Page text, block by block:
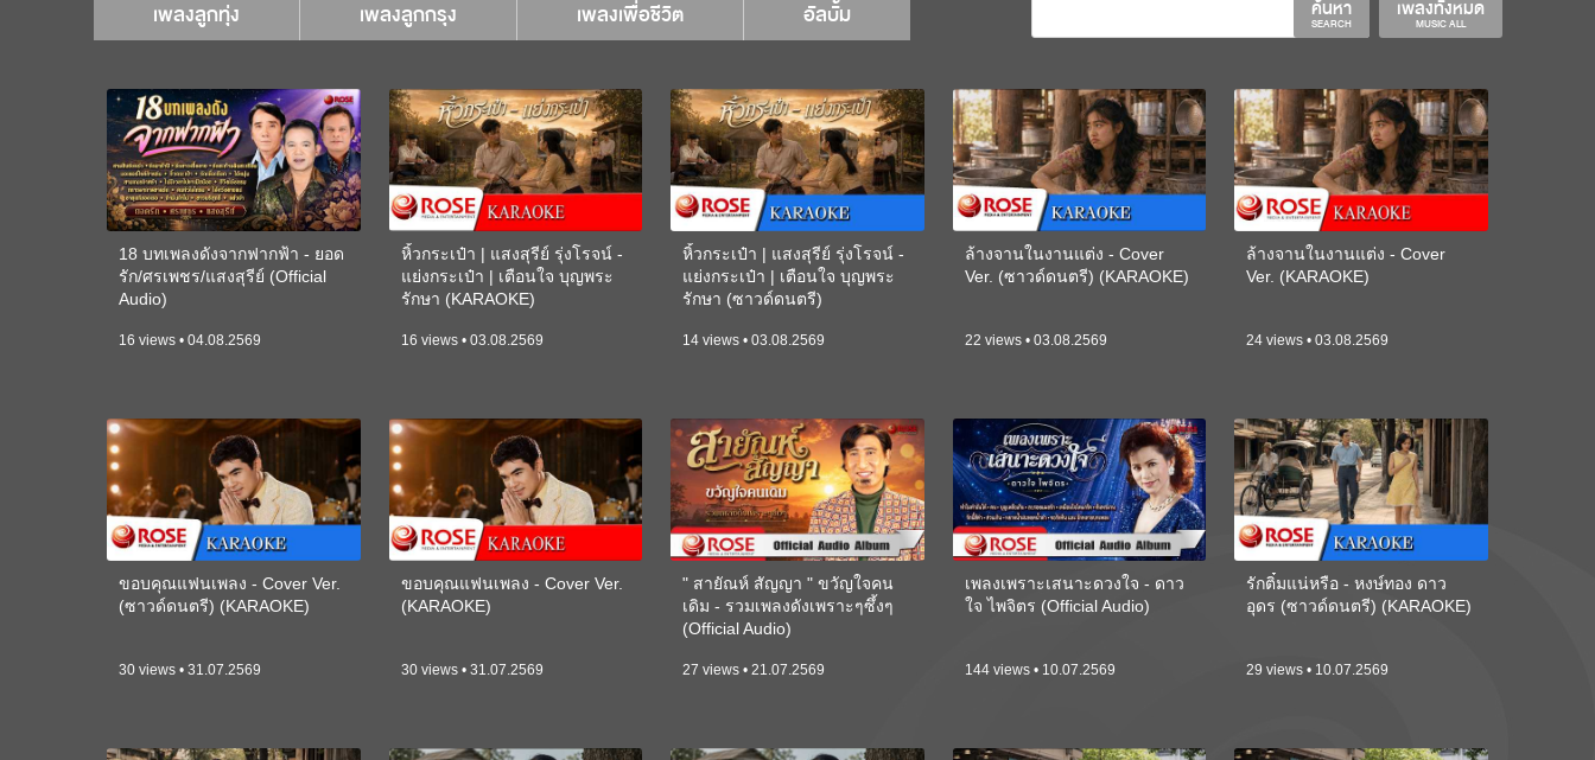
เพลงลูกทุ่ง เพลงลูกกรุง เพลงเพื่อชีวิต อัลบั้ม เพลงทั้งหมด
MUSIC ALL
ค้นหา
SEARCH
18 บทเพลงดังจากฟากฟ้า - ยอด
รัก/ศรเพชร/แสงสุรีย์ (Official
Audio)
16 views • 04.08.2569
หิ้วกระเป๋า | แสงสุรีย์ รุ่งโรจน์ -
แย่งกระเป๋า | เตือนใจ บุญพระ
รักษา (KARAOKE)
16 views • 03.08.2569
หิ้วกระเป๋า | แสงสุรีย์ รุ่งโรจน์ -
แย่งกระเป๋า | เตือนใจ บุญพระ
รักษา (ซาวด์ดนตรี)
14 views • 03.08.2569
ล้างจานในงานแต่ง - Cover
Ver. (ซาวด์ดนตรี) (KARAOKE)
22 views • 03.08.2569
ล้างจานในงานแต่ง - Cover
Ver. (KARAOKE)
24 views • 03.08.2569
ขอบคุณแฟนเพลง - Cover Ver.
(ซาวด์ดนตรี) (KARAOKE)
30 views • 31.07.2569
ขอบคุณแฟนเพลง - Cover Ver.
(KARAOKE)
30 views • 31.07.2569
" สายัณห์ สัญญา " ขวัญใจคน
เดิม - รวมเพลงดังเพราะๆซึ้งๆ
(Official Audio)
27 views • 21.07.2569
เพลงเพราะเสนาะดวงใจ - ดาว
ใจ ไพจิตร (Official Audio)
144 views • 10.07.2569
รักติ๋มแน่หรือ - หงษ์ทอง ดาว
อุดร (ซาวด์ดนตรี) (KARAOKE)
29 views • 10.07.2569